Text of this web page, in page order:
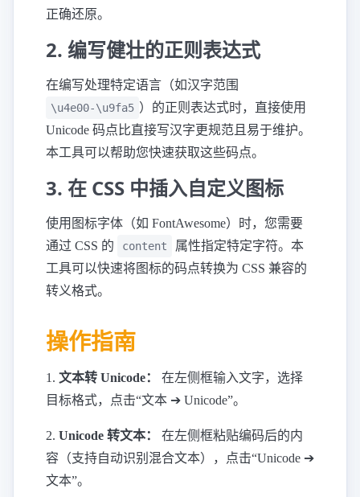
正确还原。
2. 编写健壮的正则表达式
在编写处理特定语言（如汉字范围
\u4e00-\u9fa5 ）的正则表达式时，直接使用
Unicode 码点比直接写汉字更规范且易于维护。
本工具可以帮助您快速获取这些码点。
3. 在 CSS 中插入自定义图标
使用图标字体（如 FontAwesome）时，您需要
通过 CSS 的
content
属性指定特定字符。本
工具可以快速将图标的码点转换为 CSS 兼容的
转义格式。
操作指南
1. 文本转 Unicode：
在左侧框输入文字，选择
目标格式，点击“文本 ➔ Unicode”。
2. Unicode 转文本：
在左侧框粘贴编码后的内
容（支持自动识别混合文本），点击“Unicode ➔
文本”。